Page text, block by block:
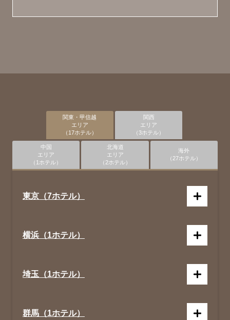
関東・甲信越
エリア
（17ホテル）
東京（7ホテル）
横浜（1ホテル）
埼玉（1ホテル）
群馬（1ホテル）
関西
エリア
（3ホテル）
中国
エリア
（1ホテル）
北海道
エリア
（2ホテル）
海外
（27ホテル）